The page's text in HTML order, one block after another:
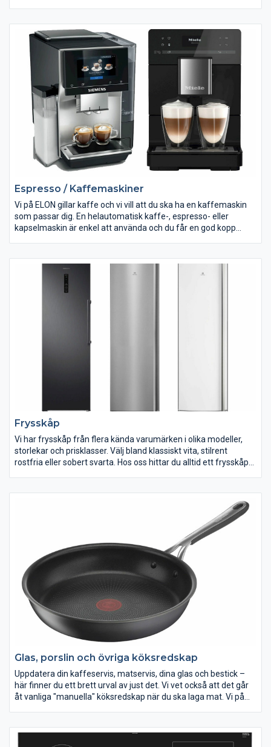
Hos Elon hittar du elvispar både med och utan stativ och med
olika mycket effekt.
Espresso / Kaffemaskiner
Vi på ELON gillar kaffe och vi vill att du ska ha en kaffemaskin
som passar dig. En helautomatisk kaffe-, espresso- eller
kapselmaskin är enkel att använda och du får en god kopp
Med hjälp av en kaffemaskin, espressomaskin eller
kapselmaskin kan du servera dig själv och dina gäster
Frysskåp
Vi har frysskåp från flera kända varumärken i olika modeller,
storlekar och prisklasser. Välj bland klassiskt vita, stilrent
rostfria eller sobert svarta. Hos oss hittar du alltid ett frysskåp
När du ska köpa frys finns det en del råd att ta till för att hitta
den som passar dig allra bäst. Generella råd är att du alltid ska
utgå från dina matvanor, mäta upp utrymmet frysen ska stå på
och bestämma åt vilket håll dörren ska öppnas.
Det är smidigt att välja ett frysskåp med automatisk
avfrostning. Idag har de allra flesta frysskåp automatisk
avfrostning, men det kan vara bra att kontrollera att frysen du
funderar på att köpa har det så du slipper det tråkiga jobbet
med att avfrosta den själv.
Glas, porslin och övriga köksredskap
Uppdatera din kaffeservis, matservis, dina glas och bestick –
här finner du ett brett urval av just det. Vi vet också att det går
åt vanliga "manuella" köksredskap när du ska laga mat. Vi på
lyckas i köket!